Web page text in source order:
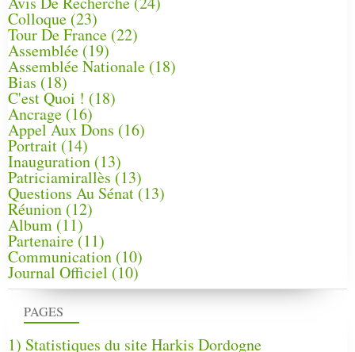
PAGES
1) Statistiques du site Harkis Dordogne
Colloque (23)
Tour De France (22)
Assemblée (19)
Assemblée Nationale (18)
Bias (18)
C'est Quoi ! (18)
Ancrage (16)
Appel Aux Dons (16)
Portrait (14)
Inauguration (13)
Patriciamirallès (13)
Questions Au Sénat(13)
Réunion (12)
Album (11)
Partenaire(11)
Communication (10)
Journal Officiel (10)